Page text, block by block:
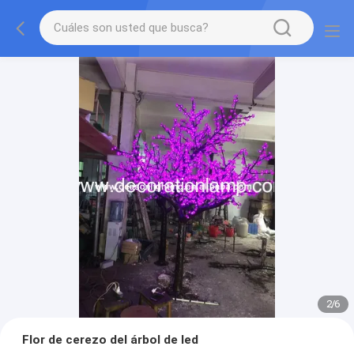
2/6
Flor de cerezo del árbol de led